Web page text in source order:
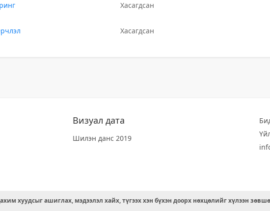
Хасагдсан
Хасагдсан
Визуал дата
Шилэн данс 2019
хуудсыг ашиглах, мэдээлэл хайх, түгээх хэн бүхэн доорх нөхцөлийг хүлээн